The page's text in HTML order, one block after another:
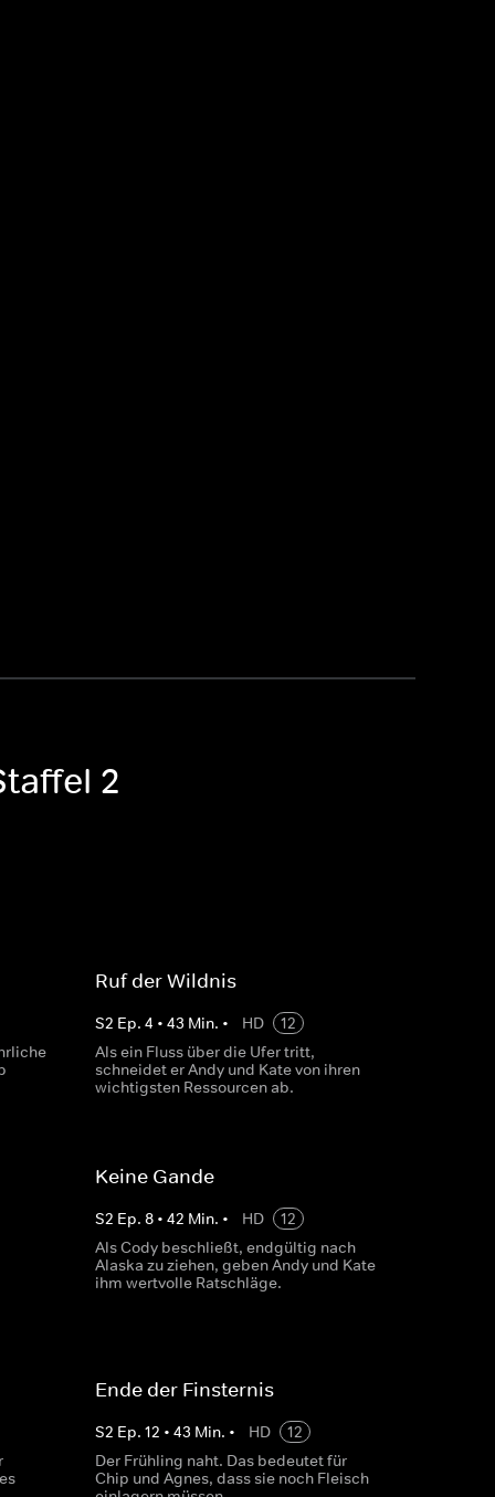
2
Ruf der Wildnis
S2 Ep. 4 • 43 Min. • HD
12
Als ein Fluss über die Ufer tritt,
schneidet er Andy und Kate von ihren
wichtigsten Ressourcen ab.
Keine Gande
S2 Ep. 8• 42 Min. • HD
12
Als Cody beschließt, endgültig nach
Alaska zu ziehen, geben Andy und Kate
ihm wertvolle Ratschläge.
Ende der Finsternis
S2 Ep. 12 • 43 Min. • HD
12
Der Frühling naht. Das bedeutet für
Chip und Agnes, dass sie noch Fleisch